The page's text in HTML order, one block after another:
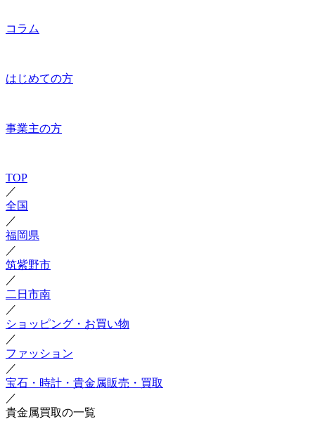
コラム
はじめての方
事業主の方
TOP
／
全国
／
福岡県
／
筑紫野市
／
二日市南
／
ショッピング・お買い物
／
ファッション
／
宝石・時計・貴金属販売・買取
／
貴金属買取の一覧